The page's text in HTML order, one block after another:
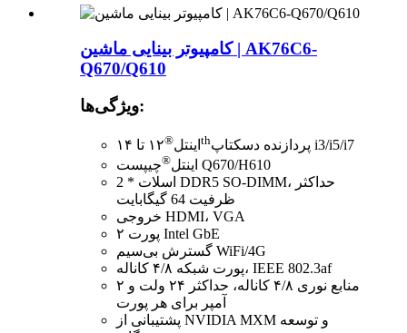
کامپیوتر بینایی ماشین | AK76C6-
Q670/Q610
ویژگی‌ها:
اینتل®۱۲ تا ۱۴ th
پردازنده دسکتاپ i3/i5/i7
اینتل®
چیپست Q670/H610
2 * اسلات DDR5 SO-DIMM، حداکثر
ظرفیت 64 گیگابایت
خروجی HDMI، VGA
۲ پورت Intel GbE
گسترش بی‌سیم WiFi/4G
پورت شبکه ۴/۸ کاناله، IEEE 802.3af
منابع نوری ۴/۸ کاناله، حداکثر ۲۴ ولت و ۲
آمپر برای هر پورت
پشتیبانی از NVIDIA MXM و توسعه